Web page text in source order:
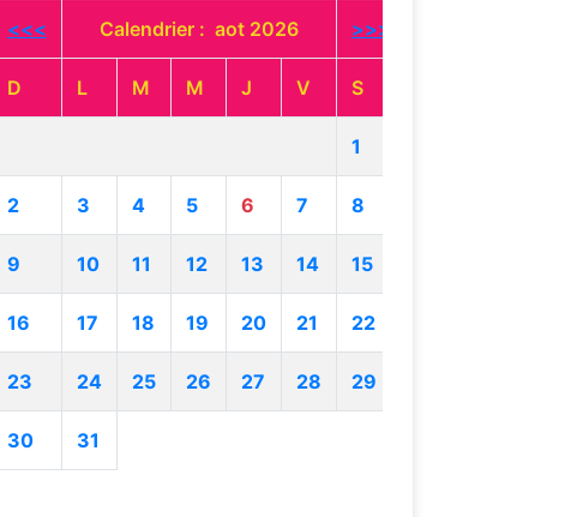
<<< Calendrier : aot 2026 >>>
D L M M J V S
1
2 3 4 5 6 7 8
9 10 11 12 13 14 15
16 17 18 19 20 21 22
23 24 25 26 27 28 29
30 31